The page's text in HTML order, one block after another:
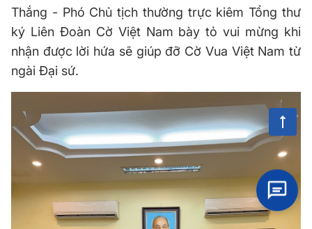
Thắng - Phó Chủ tịch thường trực kiêm Tổng thư
ký Liên Đoàn Cờ Việt Nam bày tỏ vui mừng khi
nhận được lời hứa sẽ giúp đỡ Cờ Vua Việt Nam từ
ngài Đại sứ.